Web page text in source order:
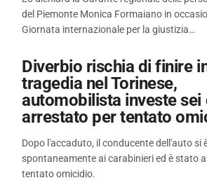
del Piemonte Monica Formaiano in
Giornata internazionale per la giustizia…
Diverbio rischia di finire
tragedia nel Torinese,
automobilista investe
arrestato per tentato
Dopo l'accaduto, il conducente dell'auto si
spontaneamente ai carabinieri ed è stato
tentato omicidio.